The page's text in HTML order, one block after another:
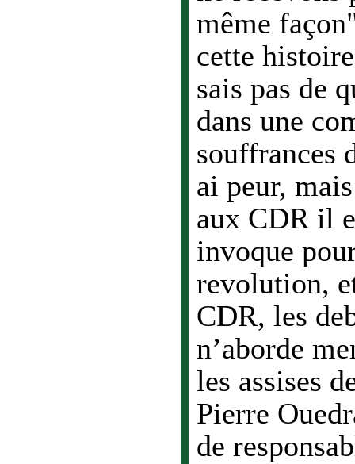
même
cette
sais pas de
dans une
souffrances
ai peur,
aux CDR il
invoque
revolution,
CDR, les
n’aborde
les assises
Pierre
de